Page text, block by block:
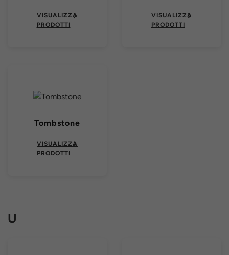
VISUALIZZA
PRODOTTI
VISUALIZZA
PRODOTTI
Tombstone
VISUALIZZA
PRODOTTI
U